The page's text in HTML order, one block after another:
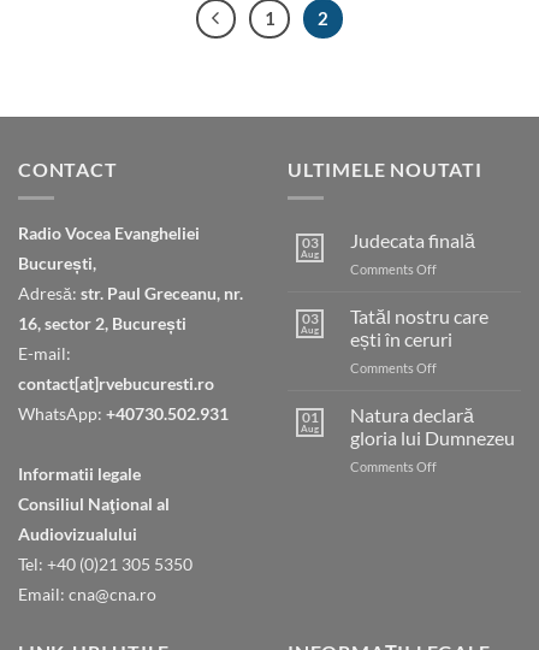
1 2
CONTACT
Radio Vocea Evangheliei
București,
Adresă: str. Paul Greceanu, nr.
16, sector 2, București
E-mail:
contact[at]rvebucuresti.ro
WhatsApp: +40730.502.931
Informatii legale
Consiliul Naţional al
Audiovizualului
Tel: +40 (0)21 305 5350
Email: cna@cna.ro
ULTIMELE NOUTATI
03
Aug
Judecata finală
Comments Offon
03
Aug
Tatăl nostru care
ești în ceruri
Comments Offon
nostru
care
ești
în
01
Aug
Natura declară
gloria lui Dumnezeu
Comments Offon